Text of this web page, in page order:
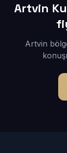
Artvin
Artvin